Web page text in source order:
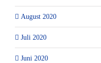
August 2020
Juli 2020
Juni 2020